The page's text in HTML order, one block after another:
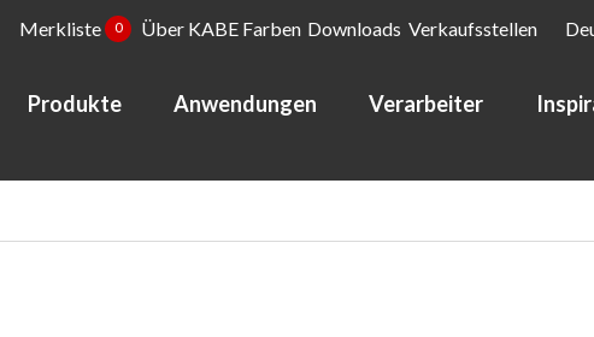
Merkliste 0 Über KABE Farben Downloads Verkaufsstellen
Produkte Anwendungen Verarbeiter